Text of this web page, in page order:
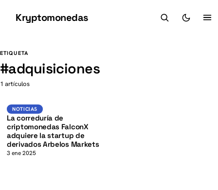
Kryptomonedas
ETIQUETA
#adquisiciones
1 artículos
Noticias
K
NOTICIAS
La correduría de
criptomonedas FalconX
adquiere la startup de
derivados Arbelos Markets
3 ene 2025